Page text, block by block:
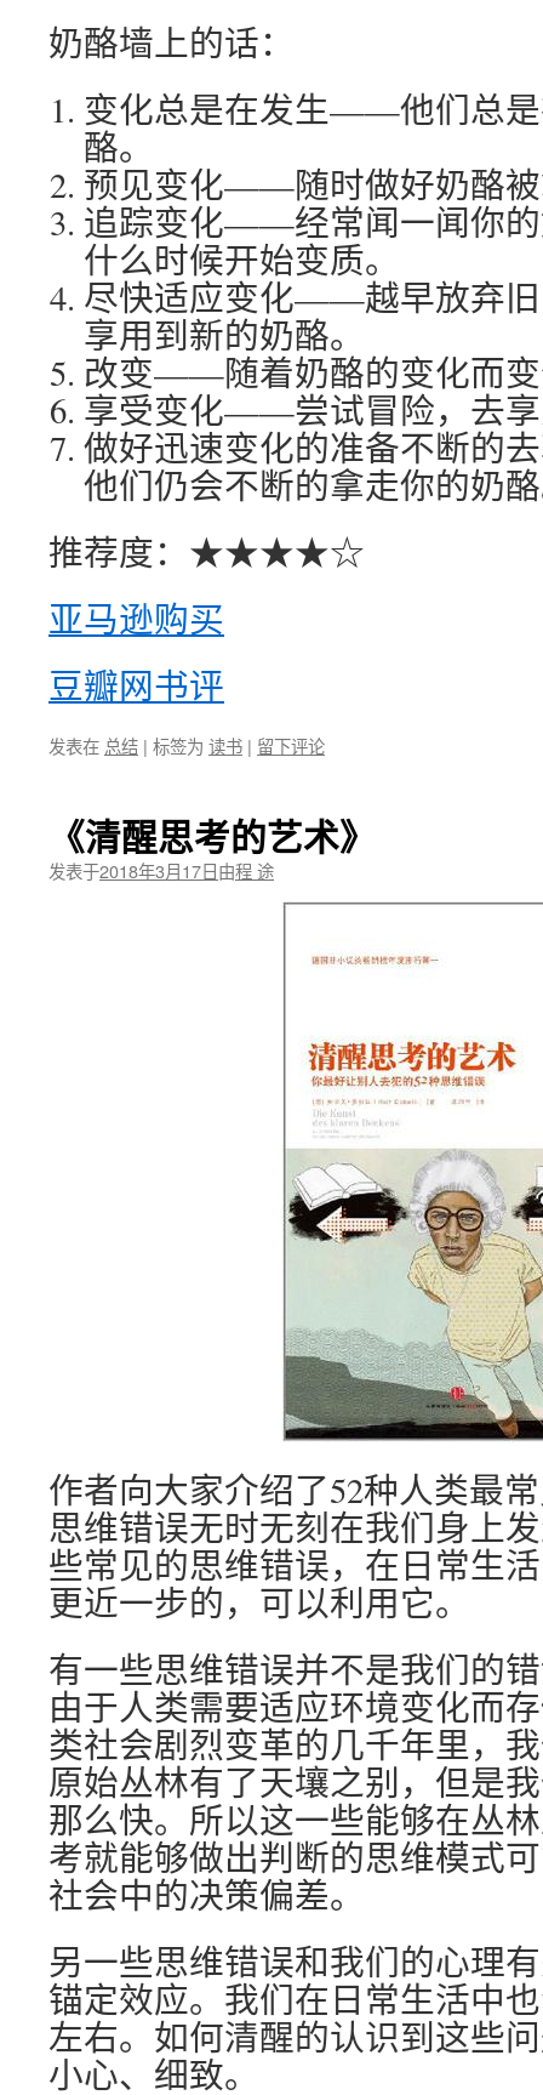
奶酪墙上的话：
变化总是在发生——他们总
酪。
预见变化——随时做好奶酪
追踪变化——经常闻一闻你
什么时候开始变质。
尽快适应变化——越早放弃
享用到新的奶酪。
改变——随着奶酪的变化而
享受变化——尝试冒险，去
做好迅速变化的准备不断的
他们仍会不断的拿走你的奶
推荐度：★★★★☆
亚马逊购买
豆瓣网书评
发表在 总结 | 标签为 读书 | 留下评论
《清醒思考的艺术》
发表于2018年3月17日由程 途
作者向大家介绍了52种人类最
思维错误无时无刻在我们身上
些常见的思维错误，在日常生
更近一步的，可以利用它。
有一些思维错误并不是我们的
由于人类需要适应环境变化而
类社会剧烈变革的几千年里，
原始丛林有了天壤之别，但是
那么快。所以这一些能够在丛
考就能够做出判断的思维模式
社会中的决策偏差。
另一些思维错误和我们的心理
锚定效应。我们在日常生活中
左右。如何清醒的认识到这些
小心、细致。